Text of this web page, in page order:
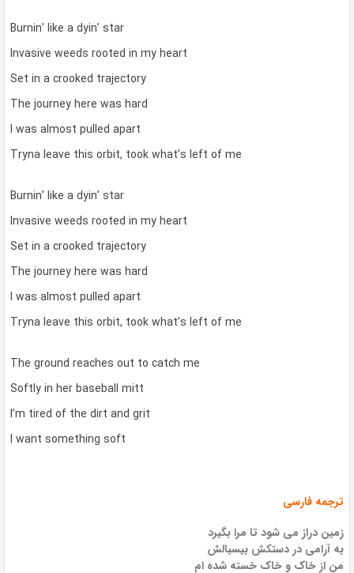
Burnin’ like a dyin’ star
Invasive weeds rooted in my heart
Set in a crooked trajectory
The journey here was hard
I was almost pulled apart
Tryna leave this orbit, took what’s left of me
Burnin’ like a dyin’ star
Invasive weeds rooted in my heart
Set in a crooked trajectory
The journey here was hard
I was almost pulled apart
Tryna leave this orbit, took what’s left of me
The ground reaches out to catch me
Softly in her baseball mitt
I’m tired of the dirt and grit
I want something soft
ترجمه فارسی
زمین دراز می شود تا مرا بگیرد
به آرامی در دستکش بیسبالش
من از خاک و خاک خسته شده ام